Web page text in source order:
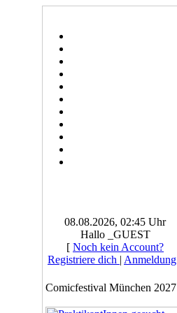
08.08.2026, 02:45 Uhr
Hallo _GUEST
[ Noch kein Account?
Registriere dich | Anmeldung
Comicfestival München 2027